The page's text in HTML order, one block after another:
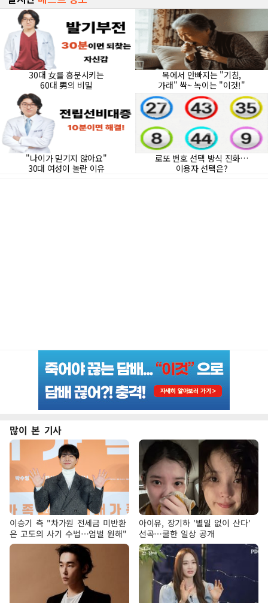
많이 본 기사
이승기 측 "차가원 전세금 미반환
은 고도의 사기 수법…엄벌 원해"
아이유, 장기하 '별일 없이 산다'
선곡…쿨한 일상 공개